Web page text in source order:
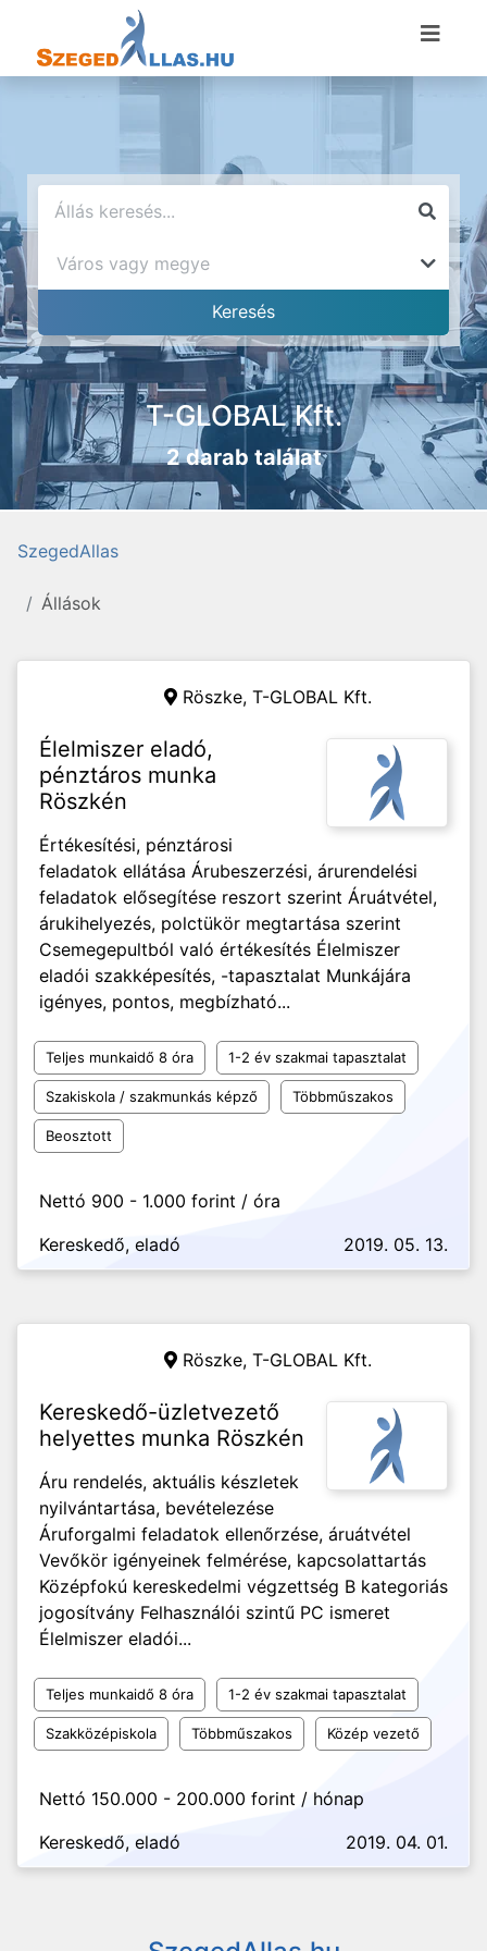
T-GLOBAL Kft.
2 darab találat
SzegedAllas
Állások
Röszke, T-GLOBAL Kft.
Élelmiszer eladó,
pénztáros munka
Röszkén
Értékesítési, pénztárosi
feladatok ellátása Árubeszerzési, árurendelési
feladatok elősegítése reszort szerint Áruátvétel,
árukihelyezés, polctükör megtartása szerint
Csemegepultból való értékesítés Élelmiszer
eladói szakképesítés, -tapasztalat Munkájára
igényes, pontos, megbízható...
Teljes munkaidő 8 óra 1-2 év szakmai tapasztalat
Szakiskola / szakmunkás képző Többműszakos
Beosztott
Nettó 900 - 1.000 forint / óra
Kereskedő, eladó
2019. 05. 13.
Röszke, T-GLOBAL Kft.
Kereskedő-üzletvezető
helyettes munka Röszkén
Áru rendelés, aktuális készletek
nyilvántartása, bevételezése
Áruforgalmi feladatok ellenőrzése, áruátvétel
Vevőkör igényeinek felmérése, kapcsolattartás
Középfokú kereskedelmi végzettség B kategoriás
jogosítvány Felhasználói szintű PC ismeret
Élelmiszer eladói...
Teljes munkaidő 8 óra 1-2 év szakmai tapasztalat
Szakközépiskola Többműszakos Közép vezető
Nettó 150.000 - 200.000 forint / hónap
Kereskedő, eladó
2019. 04. 01.